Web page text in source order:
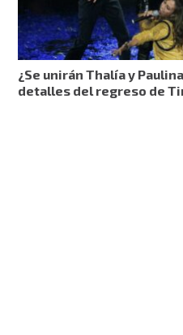
¿Se unirán Thalía y
detalles del regreso de